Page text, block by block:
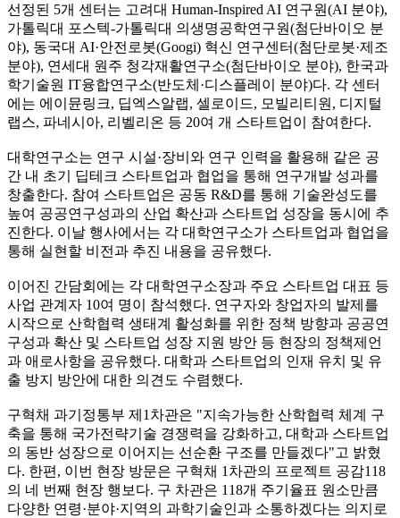
선정된 5개 센터는 고려대 Human-Inspired AI 연구원(AI 분야),
가톨릭대 포스텍-가톨릭대 의생명공학연구원(첨단바이오 분
야), 동국대 AI·안전로봇(Googi) 혁신 연구센터(첨단로봇·제조
분야), 연세대 원주 청각재활연구소(첨단바이오 분야), 한국과
학기술원 IT융합연구소(반도체·디스플레이 분야)다. 각 센터
에는 에이뮨링크, 딥엑스알랩, 셀로이드, 모빌리티원, 디지털
랩스, 파네시아, 리벨리온 등 20여 개 스타트업이 참여한다.
대학연구소는 연구 시설·장비와 연구 인력을 활용해 같은 공
간 내 초기 딥테크 스타트업과 협업을 통해 연구개발 성과를
창출한다. 참여 스타트업은 공동 R&D를 통해 기술완성도를
높여 공공연구성과의 산업 확산과 스타트업 성장을 동시에 추
진한다. 이날 행사에서는 각 대학연구소가 스타트업과 협업을
통해 실현할 비전과 추진 내용을 공유했다.
이어진 간담회에는 각 대학연구소장과 주요 스타트업 대표 등
사업 관계자 10여 명이 참석했다. 연구자와 창업자의 발제를
시작으로 산학협력 생태계 활성화를 위한 정책 방향과 공공연
구성과 확산 및 스타트업 성장 지원 방안 등 현장의 정책제언
과 애로사항을 공유했다. 대학과 스타트업의 인재 유치 및 유
출 방지 방안에 대한 의견도 수렴했다.
구혁채 과기정통부 제1차관은 "지속가능한 산학협력 체계 구
축을 통해 국가전략기술 경쟁력을 강화하고, 대학과 스타트업
의 동반 성장으로 이어지는 선순환 구조를 만들겠다"고 밝혔
다. 한편, 이번 현장 방문은 구혁채 1차관의 프로젝트 공감118
의 네 번째 현장 행보다. 구 차관은 118개 주기율표 원소만큼
다양한 연령·분야·지역의 과학기술인과 소통하겠다는 의지로